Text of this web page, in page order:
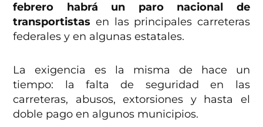
febrero habrá un paro nacional de
transportistas en las principales carreteras
federales y en algunas estatales.
La exigencia es la misma de hace un
tiempo: la falta de seguridad en las
carreteras, abusos, extorsiones y hasta el
doble pago en algunos municipios.